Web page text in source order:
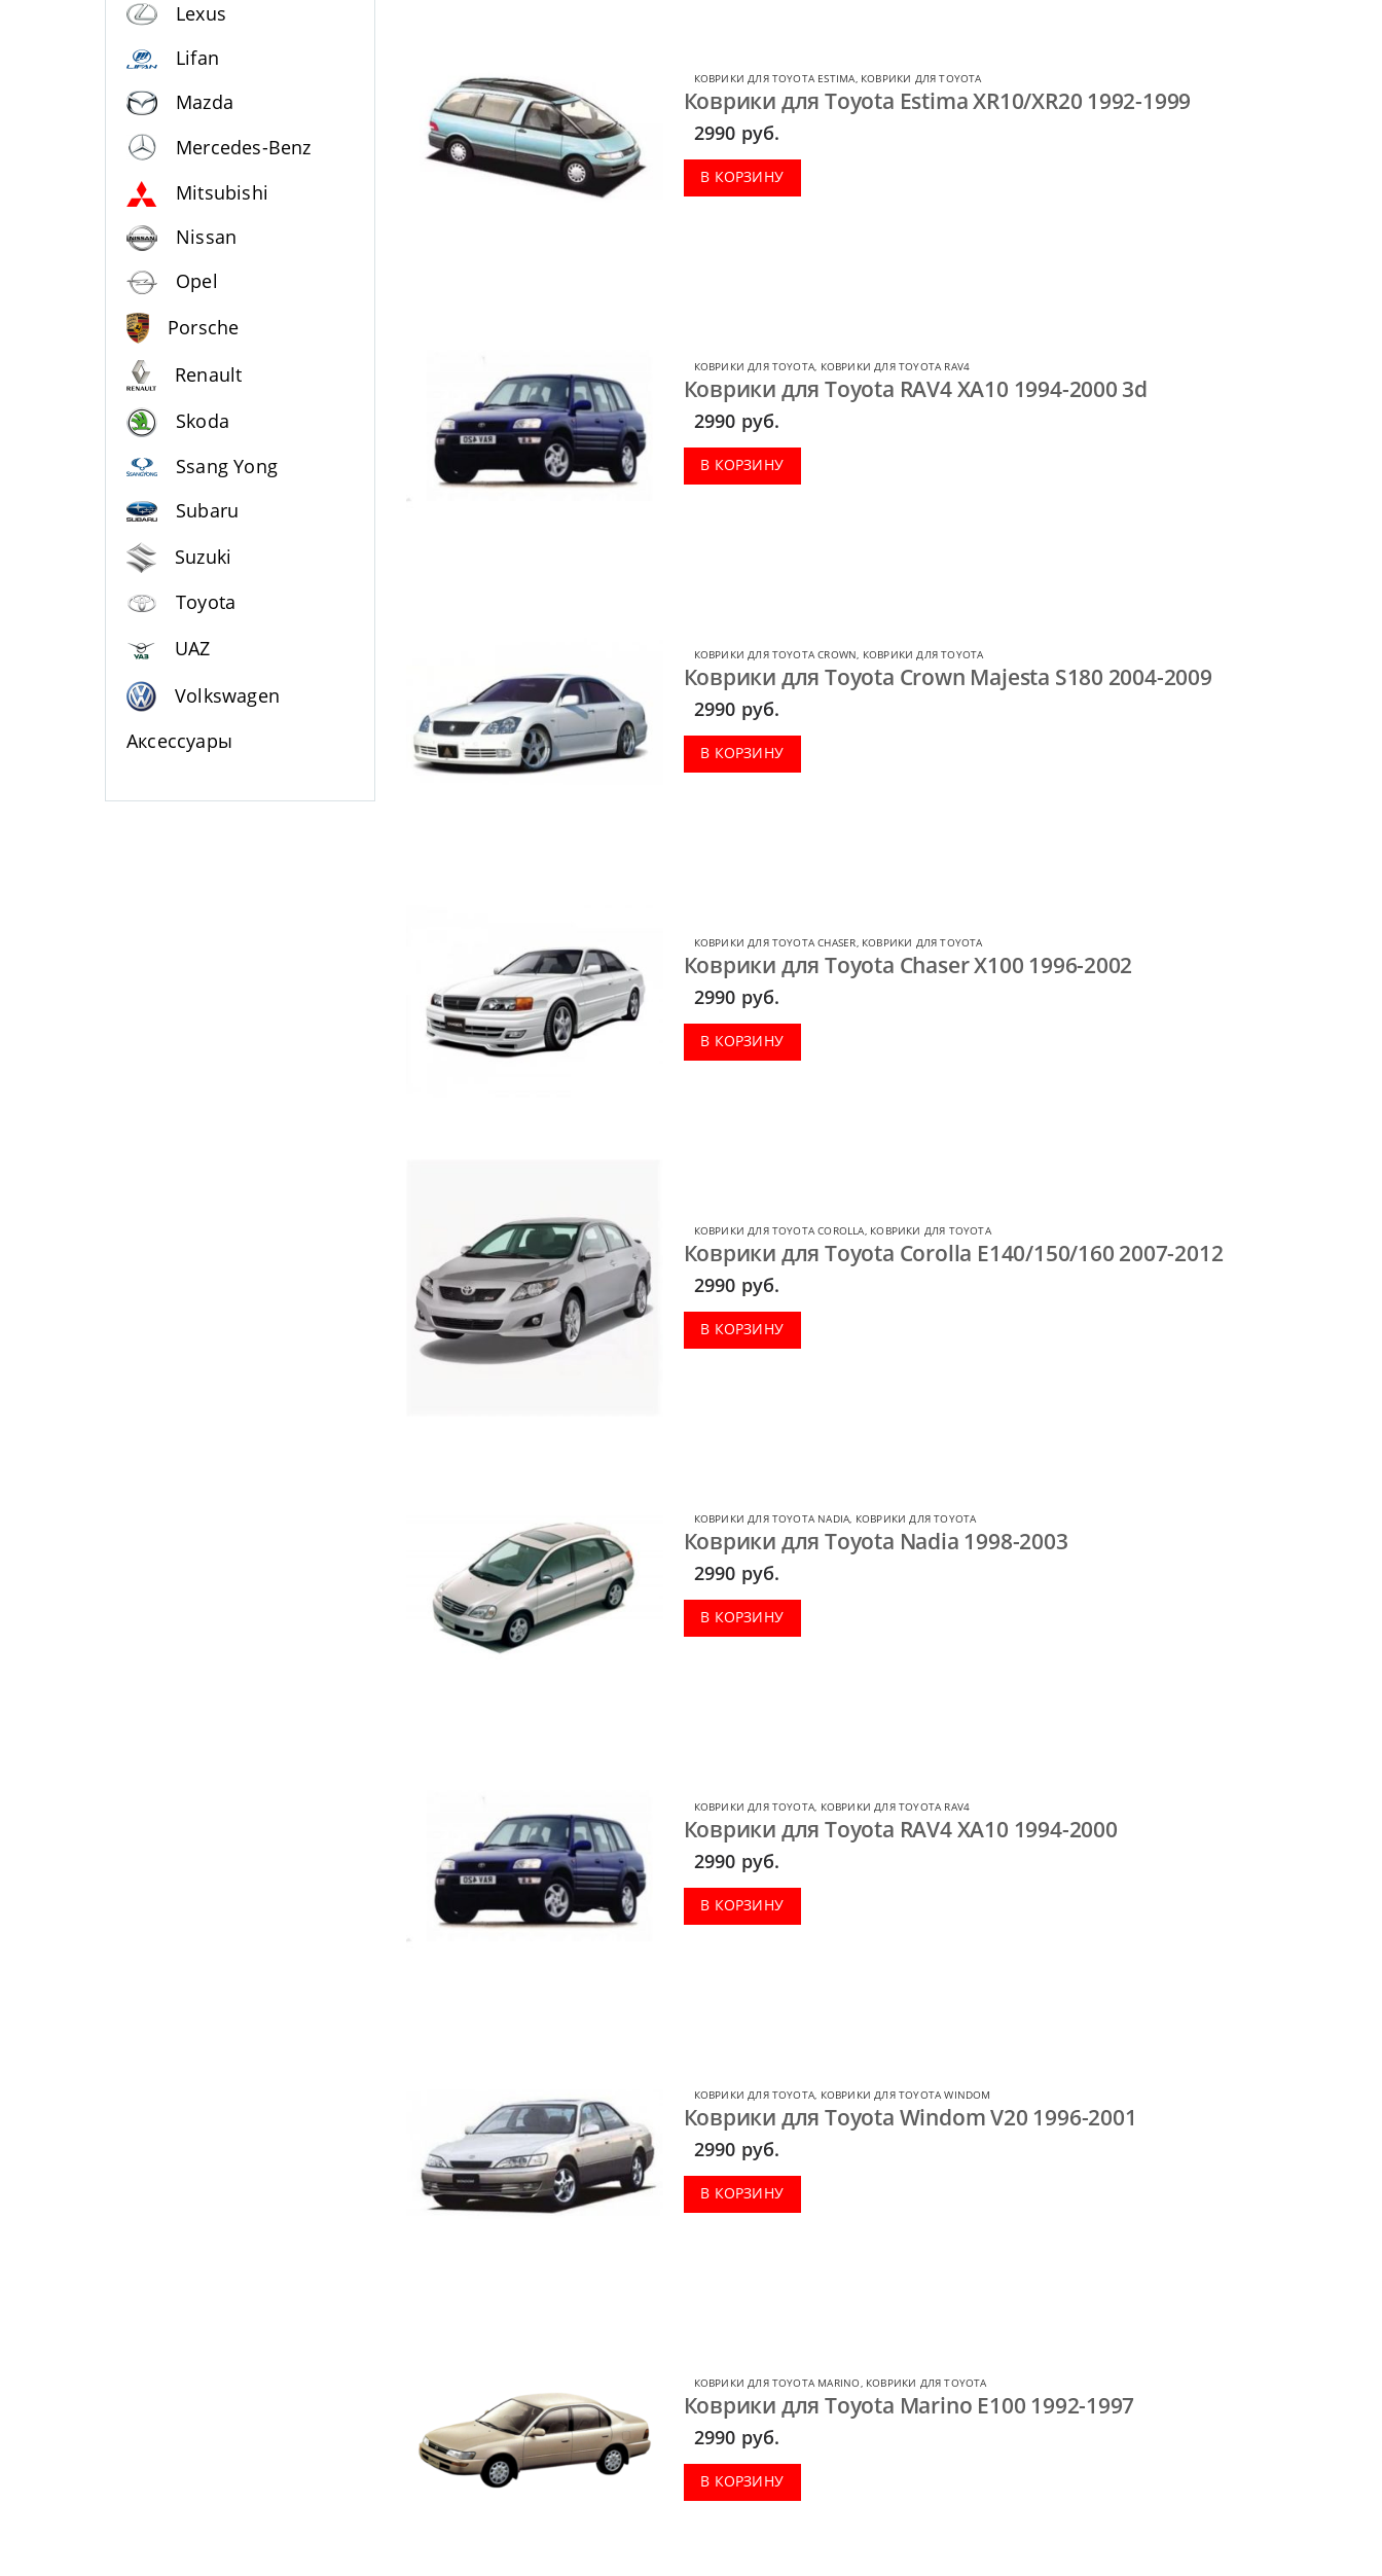
КОВРИКИ ДЛЯ TOYOTA ESTIMA, КОВРИКИ ДЛЯ TOYOTA
Коврики для Toyota Estima XR10/XR20 1992-1999
2990 руб.
В КОРЗИНУ
КОВРИКИ ДЛЯ TOYOTA, КОВРИКИ ДЛЯ TOYOTA RAV4
Коврики для Toyota RAV4 XA10 1994-2000 3d
2990 руб.
В КОРЗИНУ
КОВРИКИ ДЛЯ TOYOTA CROWN, КОВРИКИ ДЛЯ TOYOTA
Коврики для Toyota Crown Majesta S180 2004-2009
2990 руб.
В КОРЗИНУ
КОВРИКИ ДЛЯ TOYOTA CHASER, КОВРИКИ ДЛЯ TOYOTA
Коврики для Toyota Chaser X100 1996-2002
2990 руб.
В КОРЗИНУ
КОВРИКИ ДЛЯ TOYOTA COROLLA, КОВРИКИ ДЛЯ TOYOTA
Коврики для Toyota Corolla E140/150/160 2007-2012
2990 руб.
В КОРЗИНУ
КОВРИКИ ДЛЯ TOYOTA NADIA, КОВРИКИ ДЛЯ TOYOTA
Коврики для Toyota Nadia 1998-2003
2990 руб.
В КОРЗИНУ
КОВРИКИ ДЛЯ TOYOTA, КОВРИКИ ДЛЯ TOYOTA RAV4
Коврики для Toyota RAV4 XA10 1994-2000
2990 руб.
В КОРЗИНУ
КОВРИКИ ДЛЯ TOYOTA, КОВРИКИ ДЛЯ TOYOTA WINDOM
Коврики для Toyota Windom V20 1996-2001
2990 руб.
В КОРЗИНУ
КОВРИКИ ДЛЯ TOYOTA MARINO, КОВРИКИ ДЛЯ TOYOTA
Коврики для Toyota Marino E100 1992-1997
2990 руб.
В КОРЗИНУ
Lexus
Lifan
Mazda
Mercedes-Benz
Mitsubishi
Nissan
Opel
Porsche
Renault
Skoda
Ssang Yong
Subaru
Suzuki
Toyota
UAZ
Volkswagen
Аксессуары